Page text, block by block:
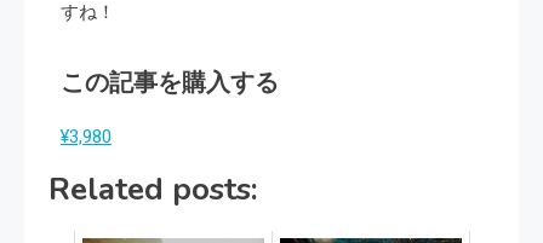
すね！
この記事を購入する
¥3,980
Related posts: